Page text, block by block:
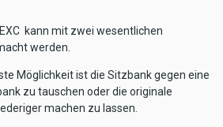
kann mit zwei wesentlichen
werden.
Möglichkeit ist die Sitzbank gegen eine
zu tauschen oder die originale
machen zu lassen.